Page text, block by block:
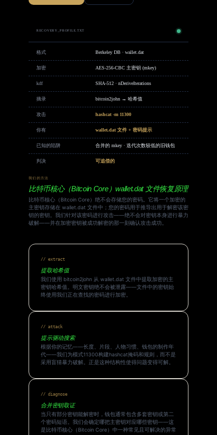
RECOVERY_PROFILE.TXT
格式 Berkeley DB · wallet.dat
加密 AES-256-CBC 主密钥 (mkey)
kdf SHA-512 · nDeriveIterations
摘录 bitcoin2john → 哈希值
攻击 hashcat -m 11300
你有 wallet.dat 文件 + 密码提示
已知的陷阱 合并的 mkey · 迭代次数较低的旧钱包
判决 可追偿的
我们的方法
比特币核心（Bitcoin Core）wallet.dat 文件恢复原理
比特币核心（Bitcoin Core）绝不会存储您的密码。它将一个加密的
主密钥存储在 wallet.dat 文件中；您的密码用于推导出用于解密该密
钥的密钥。我们针对该密码进行攻击——绝不会对密钥本身进行暴力
破解——并在加密密钥被成功解密的那一刻确认攻击成功。
// extract
提取哈希值
我们使用 bitcoin2john 从 wallet.dat 文件中提取加密的主
密钥哈希值。明文密钥绝不会被泄露——文件中的密钥始
终使用我们正在查找的密码进行加密。
// attack
提示驱动搜索
根据你的记忆——长度、片段、人物习惯、钱包的制作年
代——我们为模式11300构建hashcat掩码和规则，而不是
采用盲猜暴力破解。正是这种结构性使得问题变得可解。
// diagnose
合并密钥取证
当只有部分密钥能解密时，钱包通常包含多套密钥或第二
个密码短语。我们会确定哪把主密钥对应哪些密钥——这
是比特币核心（Bitcoin Core）中一种常见且可解决的异常